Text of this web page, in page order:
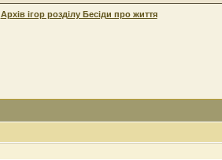
Архів ігор розділу Бесіди про життя